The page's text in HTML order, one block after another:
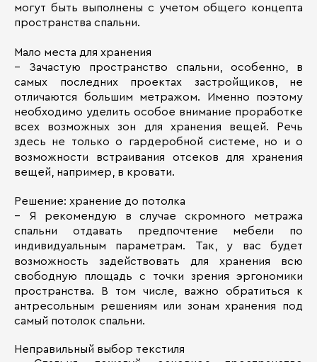
могут быть выполнены с учетом общего концепта
пространства спальни.
Мало места для хранения
– Зачастую пространство спальни, особенно, в
самых последних проектах застройщиков, не
отличаются большим метражом. Именно поэтому
необходимо уделить особое внимание проработке
всех возможных зон для хранения вещей. Речь
здесь не только о гардеробной системе, но и о
возможности встраивания отсеков для хранения
вещей, например, в кровати.
Решение: хранение до потолка
– Я рекомендую в случае скромного метража
спальни отдавать предпочтение мебели по
индивидуальным параметрам. Так, у вас будет
возможность задействовать для хранения всю
свободную площадь с точки зрения эргономики
пространства. В том числе, важно обратиться к
антресольным решениям или зонам хранения под
самый потолок спальни.
Неправильный выбор текстиля